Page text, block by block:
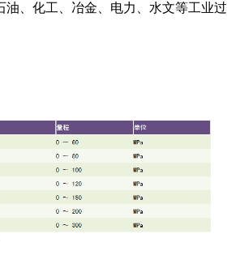
油、化工、冶金、电力、水文等工业过